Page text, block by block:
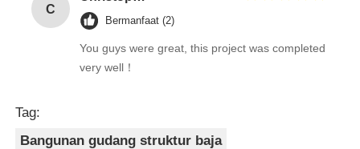
C
Bermanfaat (2)
You guys were great, this project was completed
very well！
Tag:
Bangunan gudang struktur baja